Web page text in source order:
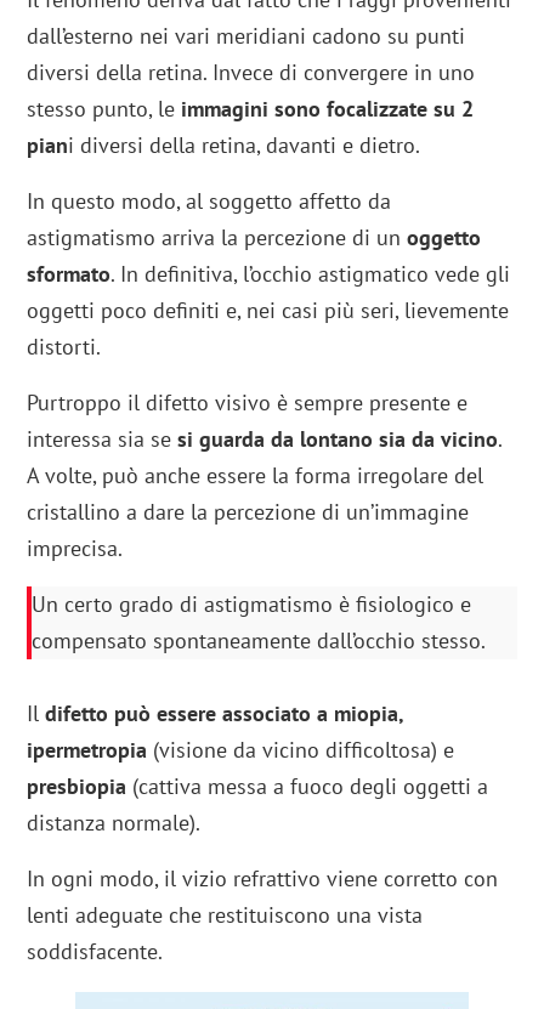
dall’esterno nei vari meridiani cadono su punti
diversi della retina. Invece di convergere in uno
stesso punto, le immagini sono focalizzate su 2
piani diversi della retina, davanti e dietro.
In questo modo, al soggetto affetto da
astigmatismo arriva la percezione di unoggetto
sformato. In definitiva, l’occhio astigmatico vede gli
oggetti poco definiti e, nei casi più seri, lievemente
distorti.
Purtroppo il difetto visivo è sempre presente e
interessa sia se si guarda da lontano sia da vicino.
A volte, può anche essere la forma irregolare del
cristallino a dare la percezione di un’immagine
imprecisa.
Un certo grado di astigmatismo è fisiologico e
compensato spontaneamente dall’occhio stesso.
Ildifetto può essere associato a miopia,
ipermetropia (visione da vicino difficoltosa) e
presbiopia (cattiva messa a fuoco degli oggetti a
distanza normale).
In ogni modo, il vizio refrattivo viene corretto con
lenti adeguate che restituiscono una vista
soddisfacente.